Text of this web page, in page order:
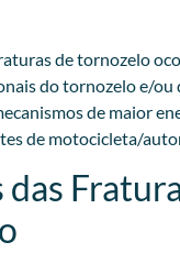
de tornozelo
do tornozelo e/ou
de maior
de motocicleta/
das